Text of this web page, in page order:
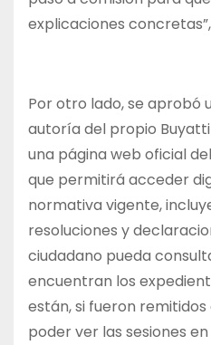
explicaciones
Por otro lado, se aprobó
autoría del propio
una página web oficial
que permitirá acceder
normativa vigente,
resoluciones y
ciudadano pueda
encuentran los
están, si fueron
poder ver las sesiones